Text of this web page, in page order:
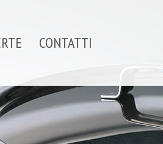
CONTATTI